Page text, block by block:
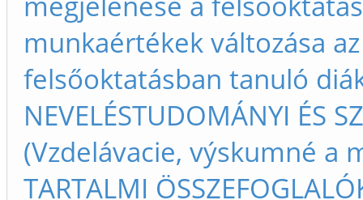
munkaértékek változása
felsőoktatásban tanuló
NEVELÉSTUDOMÁNYI ÉS
(Vzdelávacie, výskumné a
TARTALMI